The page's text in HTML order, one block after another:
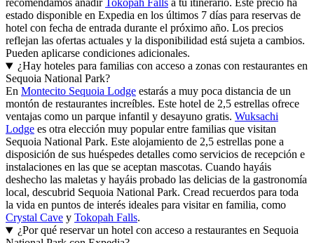
recomendamos añadirTokopah Falls a tu itinerario. Este precio ha
estado disponible en Expedia en los últimos 7 días para reservas de
hotel con fecha de entrada durante el próximo año. Los precios
reflejan las ofertas actuales y la disponibilidad está sujeta a cambios.
Pueden aplicarse condiciones adicionales.
¿Hay hoteles para familias con acceso a zonas con restaurantes en
Sequoia National Park?
En Montecito Sequoia Lodge estarás a muy poca distancia de un
montón de restaurantes increíbles. Este hotel de 2,5 estrellas ofrece
ventajas como un parque infantil y desayuno gratis. Wuksachi
Lodge es otra elección muy popular entre familias que visitan
Sequoia National Park. Este alojamiento de 2,5 estrellas pone a
disposición de sus huéspedes detalles como servicios de recepción e
instalaciones en las que se aceptan mascotas. Cuando hayáis
deshecho las maletas y hayáis probado las delicias de la gastronomía
local, descubrid Sequoia National Park. Cread recuerdos para toda
la vida en puntos de interés ideales para visitar en familia, como
Crystal Cave y Tokopah Falls.
¿Por qué reservar un hotel con acceso a restaurantes en Sequoia